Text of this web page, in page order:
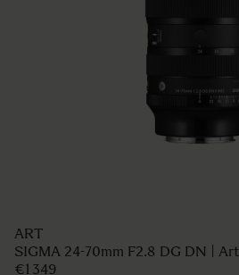
ART
SIGMA 24-70mm F2.8 DG DN | Art
€1 349